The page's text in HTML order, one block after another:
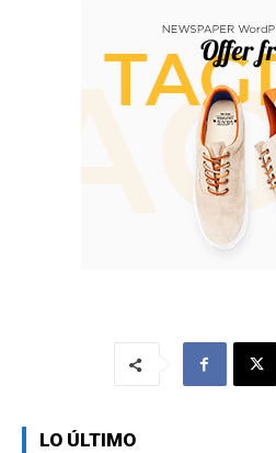
LO ÚLTIMO